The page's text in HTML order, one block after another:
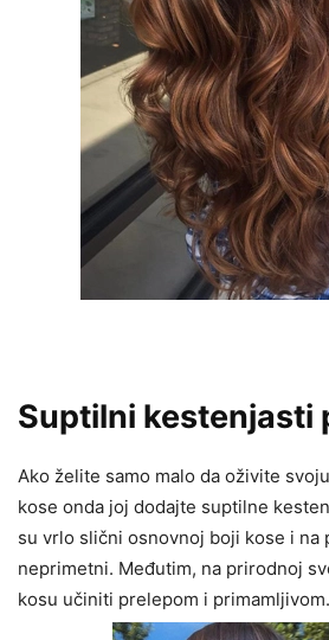
Suptilni kestenjasti
Ako želite samo malo da oživite
kose onda joj dodajte suptilne
su vrlo slični osnovnoj boji kose i na
neprimetni. Međutim, na prirodnoj
kosu učiniti prelepom i primamljivom.